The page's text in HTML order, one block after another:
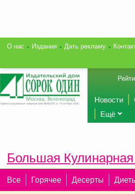
О нас Издания Дать рекламу
Новости
Ещё
Большая
Все Горячее Десерты